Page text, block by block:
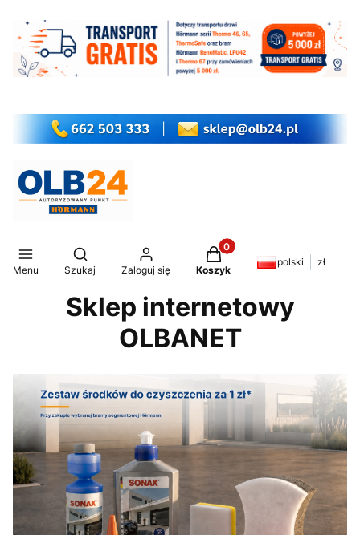
Menu
Otwórz wyszukiwarkę
Szukaj Zaloguj się
Produkty w koszyku: 0.
Koszyk
polski zł
Sklep internetowy
OLBANET